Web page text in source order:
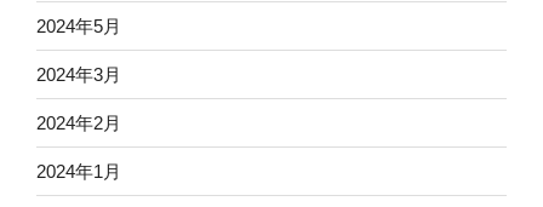
2024年5月
2024年3月
2024年2月
2024年1月